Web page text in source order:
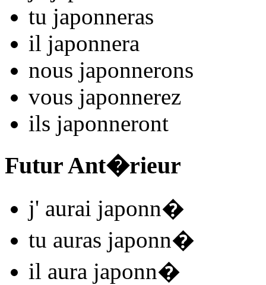
tu japonneras
il japonnera
nous japonnerons
vous japonnerez
ils japonneront
Futur Ant�rieur
j' aurai japonn�
tu auras japonn�
il aura japonn�